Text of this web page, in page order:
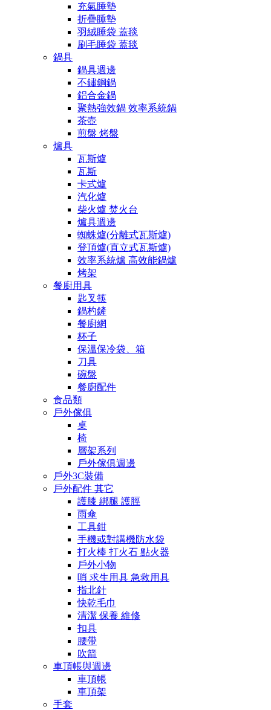
充氣睡墊
折疊睡墊
羽絨睡袋 蓋毯
刷毛睡袋 蓋毯
鍋具
鍋具週邊
不鏽鋼鍋
鋁合金鍋
聚熱強效鍋 效率系統鍋
茶壺
煎盤 烤盤
爐具
瓦斯爐
瓦斯
卡式爐
汽化爐
柴火爐 焚火台
爐具週邊
蜘蛛爐(分離式瓦斯爐)
登頂爐(直立式瓦斯爐)
效率系統爐 高效能鍋爐
烤架
餐廚用具
匙叉筷
鍋杓鏟
餐廚網
杯子
保溫保冷袋、箱
刀具
碗盤
餐廚配件
食品類
戶外傢俱
桌
椅
層架系列
戶外傢俱週邊
戶外3C裝備
戶外配件 其它
護膝 綁腿 護脛
雨傘
工具鉗
手機或對講機防水袋
打火棒 打火石 點火器
戶外小物
哨 求生用具 急救用具
指北針
快乾毛巾
清潔 保養 維修
扣具
腰帶
吹箭
車頂帳與週邊
車頂帳
車頂架
手套